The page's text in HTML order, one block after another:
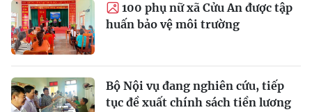
100 phụ nữ xã Cửu An được tập
huấn bảo vệ môi trường
Bộ Nội vụ đang nghiên cứu, tiếp
tục đề xuất chính sách tiền lương